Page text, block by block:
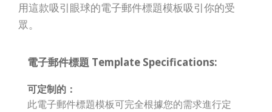
用這款吸引眼球的電子郵件標題模板吸引你的受
眾。
電子郵件標題 Template Specifications:
可定制的：
此電子郵件標題模板可完全根據您的需求進行定